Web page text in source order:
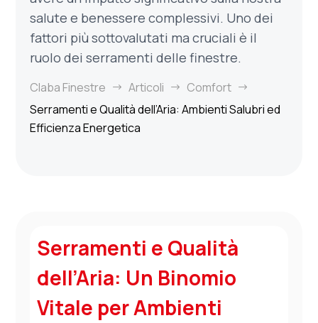
salute e benessere complessivi. Uno dei
fattori più sottovalutati ma cruciali è il
ruolo dei serramenti delle finestre.
Claba Finestre $ Articoli $ Comfort $
Serramenti e Qualità dell’Aria: Ambienti Salubri ed
Efficienza Energetica
Serramenti e Qualità
dell’Aria: Un Binomio
Vitale per Ambienti